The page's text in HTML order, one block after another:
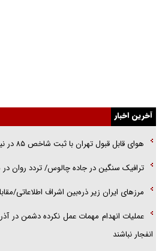
پلیس
تحلیل ابعاد پیام رهبر انقلاب به حزب‌الله/ مقاومت
گفت‌و‌گو اختصاصی با همسر فرمانده شهید
قدر بود
آخرین اخبار
هوای قابل قبول تهران با ثبت شاخص ۸۵ در نیمه مرداد
ترافیک سنگین در جاده چالوس/ تردد روان
مرز‌های ایران زیر ذره‌بین اشراف اطلاعاتی/
عملیات انهدام مهمات عمل نکرده دشمن در
انفجار نباشند